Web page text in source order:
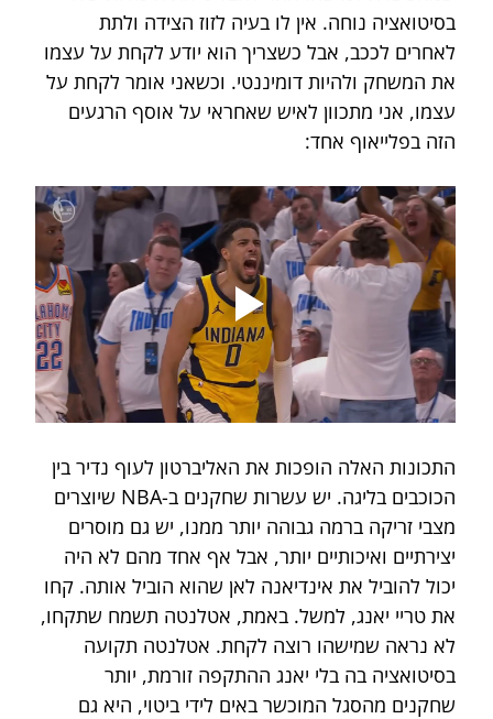
בסיטואציה נוחה. אין לו בעיה לזוז הצידה ולתת
לאחרים לככב, אבל כשצריך הוא יודע לקחת על עצמו
את המשחק ולהיות דומיננטי. וכשאני אומר לקחת על
עצמו, אני מתכוון לאיש שאחראי על אוסף הרגעים
הזה בפלייאוף אחד:
התכונות האלה הופכות את האליברטון לעוף נדיר בין
הכוכבים בליגה. יש עשרות שחקנים ב-NBA שיוצרים
מצבי זריקה ברמה גבוהה יותר ממנו, יש גם מוסרים
יצירתיים ואיכותיים יותר, אבל אף אחד מהם לא היה
יכול להוביל את אינדיאנה לאן שהוא הוביל אותה. קחו
את טריי יאנג, למשל. באמת, אטלנטה תשמח שתקחו,
לא נראה שמישהו רוצה לקחת. אטלנטה תקועה
בסיטואציה בה בלי יאנג ההתקפה זורמת, יותר
שחקנים מהסגל המוכשר באים לידי ביטוי, היא גם